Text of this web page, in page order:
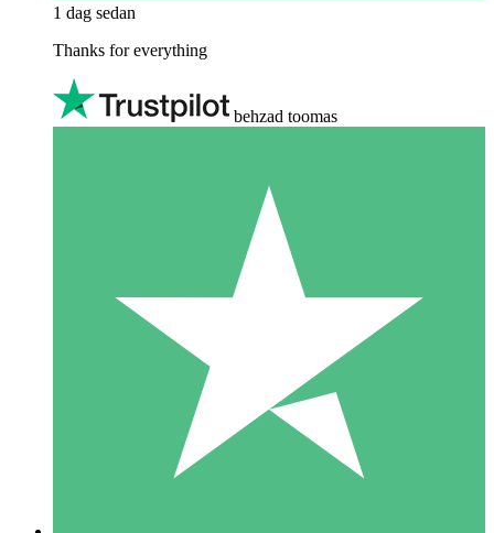
1 dag sedan
Thanks for everything
behzad toomas